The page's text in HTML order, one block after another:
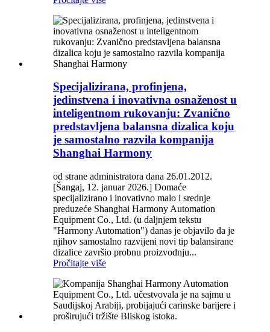
Specijalizirana, profinjena,
jedinstvena i inovativna osnaženost u
inteligentnom rukovanju: Zvanično
predstavljena balansna dizalica koju
je samostalno razvila kompanija
Shanghai Harmony
od strane administratora dana 26.01.2012.
[Šangaj, 12. januar 2026.] Domaće
specijalizirano i inovativno malo i srednje
preduzeće Shanghai Harmony Automation
Equipment Co., Ltd. (u daljnjem tekstu
"Harmony Automation") danas je objavilo da je
njihov samostalno razvijeni novi tip balansirane
dizalice završio probnu proizvodnju...
Pročitajte više